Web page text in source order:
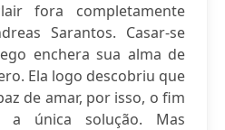
fora completamente
Sarantos. Casar-se
enchera sua alma de
Ela logo descobriu que
de amar, por isso, o fim
a única solução. Mas